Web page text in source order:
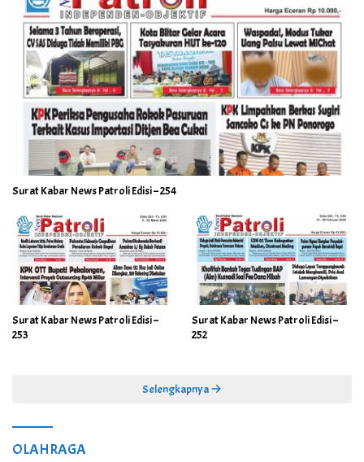
Surat Kabar News Patroli Edisi – 254
Surat Kabar News Patroli Edisi –
253
Surat Kabar News Patroli Edisi –
252
Selengkapnya
OLAHRAGA